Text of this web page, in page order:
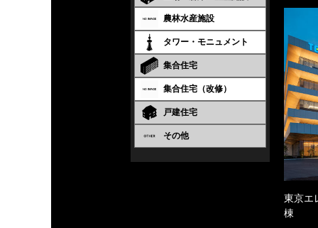
農林水産施設
タワー・モニュメント
集合住宅
集合住宅（改修）
戸建住宅
その他
東京エ
棟